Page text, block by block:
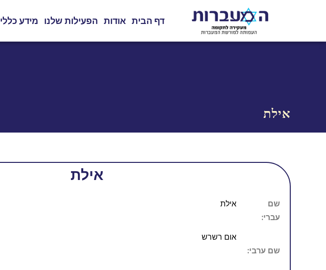
דף הבית אודות הפעילות שלנו מידע כללי
אילת
אילת
שם
עברי:
שם ערבי:
אילת
אום רשרש